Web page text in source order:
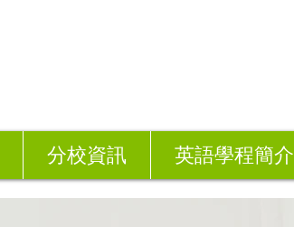
分校資訊 英語學程簡介